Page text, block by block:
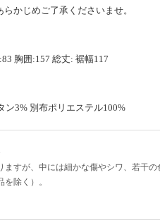
かじめご了承くださいませ。
胸囲:157 総丈: 裾幅117
ン3% 別布ポリエステル100%
ますが、中には細かな傷やシワ、若干の
除く）。